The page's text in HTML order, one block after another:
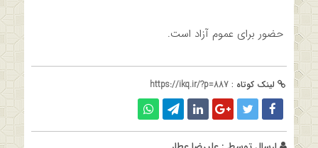
حضور برای عموم آزاد است.
لینک کوتاه : https://ikq.ir/?p=887